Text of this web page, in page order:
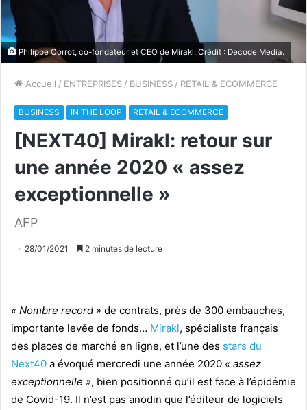
Philippe Corrot, co-fondateur et CEO de Mirakl. Crédit : Decode Media.
Accueil / ENTREPRISES / BUSINESS / RETAIL & ECOMMERCE
BUSINESS IN THE LOOP RETAIL & ECOMMERCE
[NEXT40] Mirakl: retour sur
une année 2020 « assez
exceptionnelle »
AFP
28/01/2021 2 minutes de lecture
« Nombre record » de contrats, près de 300 embauches,
importante levée de fonds… Mirakl, spécialiste français
des places de marché en ligne, et l’une des stars du
Next40 a évoqué mercredi une année 2020 « assez
exceptionnelle », bien positionné qu’il est face à l’épidémie
de Covid-19. Il n’est pas anodin que l’éditeur de logiciels